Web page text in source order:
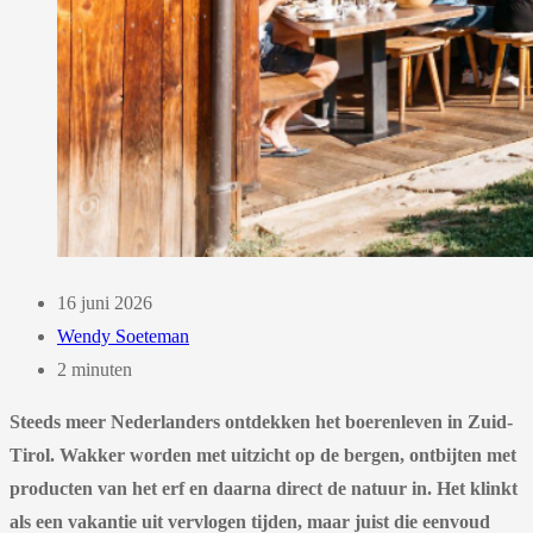
16 juni 2026
Wendy Soeteman
2 minuten
Steeds meer Nederlanders ontdekken het boerenleven in Zuid-
Tirol. Wakker worden met uitzicht op de bergen, ontbijten met
producten van het erf en daarna direct de natuur in. Het klinkt
als een vakantie uit vervlogen tijden, maar juist die eenvoud